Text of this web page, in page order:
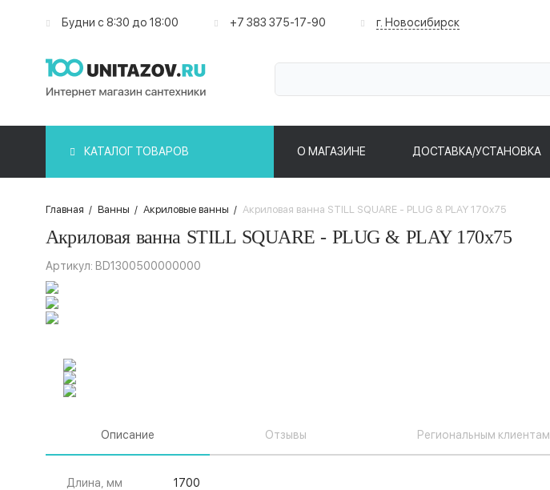
Будни с 8:30 до 18:00 +7 383 375-17-90 г. Новосибирск
КАТАЛОГ ТОВАРОВ О МАГАЗИНЕ ДОСТАВКА/УСТАНОВКА
Главная / Ванны / Акриловые ванны / Акриловая ванна STILL SQUARE - PLUG & PLAY 170x75
Акриловая ванна STILL SQUARE - PLUG & PLAY 170x75
Артикул: BD1300500000000
Описание Отзывы Региональным клиентам
Длина, мм
1700